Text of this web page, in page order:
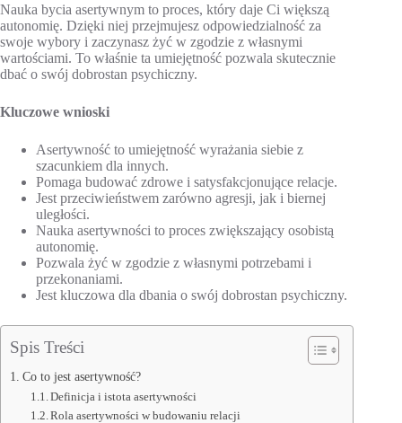
Nauka bycia asertywnym to proces, który daje Ci większą
autonomię. Dzięki niej przejmujesz odpowiedzialność za
swoje wybory i zaczynasz żyć w zgodzie z własnymi
wartościami. To właśnie ta umiejętność pozwala skutecznie
dbać o swój dobrostan psychiczny.
Kluczowe wnioski
Asertywność to umiejętność wyrażania siebie z
szacunkiem dla innych.
Pomaga budować zdrowe i satysfakcjonujące relacje.
Jest przeciwieństwem zarówno agresji, jak i biernej
uległości.
Nauka asertywności to proces zwiększający osobistą
autonomię.
Pozwala żyć w zgodzie z własnymi potrzebami i
przekonaniami.
Jest kluczowa dla dbania o swój dobrostan psychiczny.
Spis Treści
Co to jest asertywność?
Definicja i istota asertywności
Rola asertywności w budowaniu relacji